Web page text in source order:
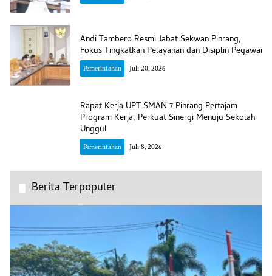
Andi Tambero Resmi Jabat Sekwan Pinrang,
Fokus Tingkatkan Pelayanan dan Disiplin Pegawai
Pemerintahan Juli 20, 2026
Rapat Kerja UPT SMAN 7 Pinrang Pertajam
Program Kerja, Perkuat Sinergi Menuju Sekolah
Unggul
Pemerintahan Juli 8, 2026
Berita Terpopuler